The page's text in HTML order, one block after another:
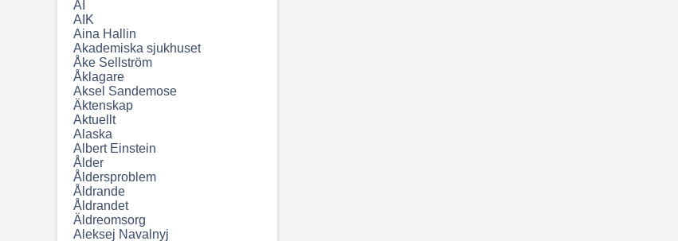
AI
AIK
Aina Hallin
Akademiska sjukhuset
Åke Sellström
Åklagare
Aksel Sandemose
Äktenskap
Aktuellt
Alaska
Albert Einstein
Ålder
Åldersproblem
Åldrande
Åldrandet
Äldreomsorg
Aleksej Navalnyj